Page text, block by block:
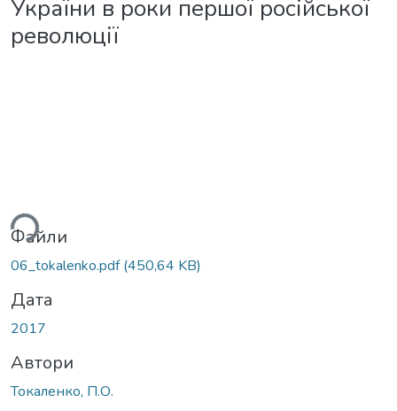
України в роки першої російської
революції
Файли
06_tokalenko.pdf(450,64 KB)
Дата
2017
Автори
Токаленко, П.О.